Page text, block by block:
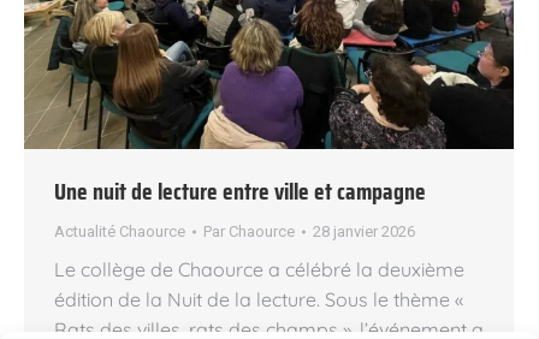
Une nuit de lecture entre ville et campagne
Actualité Chaource Par Chaource 28 janvier 2026
Le collège de Chaource a célébré la deuxième
édition de la Nuit de la lecture. Sous le thème «
Rats des villes, rats des champs », l’événement a